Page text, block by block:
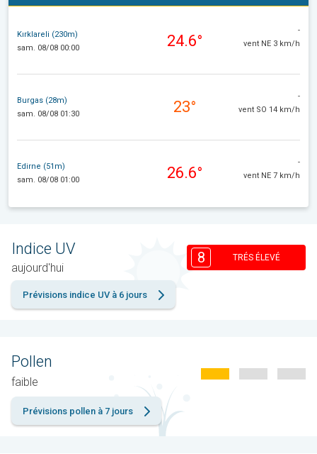
Kırklareli (230m)
sam. 08/08 00:00
24.6°
-
vent NE 3 km/h
Burgas (28m)
sam. 08/08 01:30
23°
-
vent SO 14 km/h
Edirne (51m)
sam. 08/08 01:00
26.6°
-
vent NE 7 km/h
Indice UV
aujourd'hui
8 TRÉS ÉLEVÉ
Prévisions indice UV à 6 jours
Pollen
faible
Prévisions pollen à 7 jours